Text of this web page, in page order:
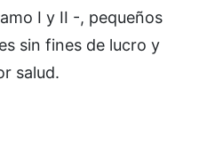
I y II -, pequeños
sin fines de lucro y
salud.